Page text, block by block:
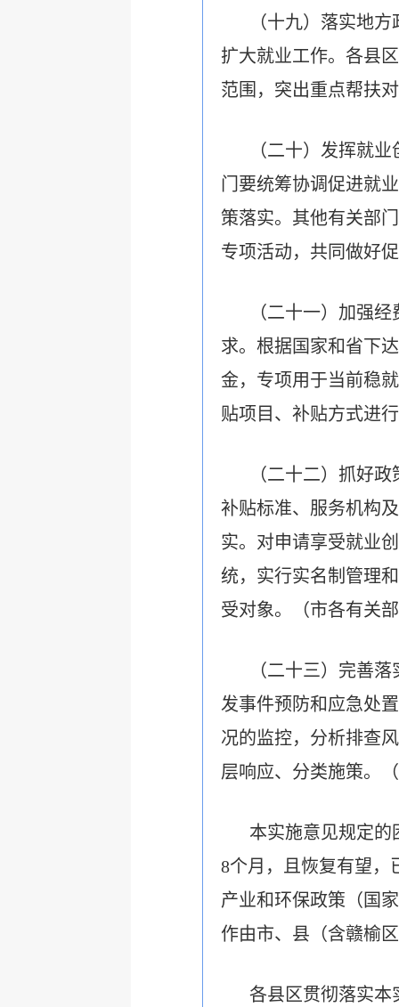
（十九）落实地
扩大就业工作。各县
范围，突出重点帮扶
（二十）发挥就
门要统筹协调促进就
策落实。其他有关部
专项活动，共同做好
（二十一）加强
求。根据国家和省下
金，专项用于当前稳
贴项目、补贴方式进
（二十二）抓好
补贴标准、服务机构
实。对申请享受就业
统，实行实名制管理
受对象。（市各有关
（二十三）完善
发事件预防和应急处
况的监控，分析排查
层响应、分类施策。
本实施意见规定的
8个月，且恢复有望，
产业和环保政策（国
作由市、县（含赣榆
各县区贯彻落实本